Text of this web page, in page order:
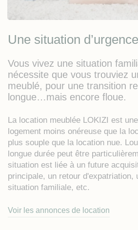
Une situation
Vous vivez une situation
nécessite que vous trouviez
meublé, pour une transition
longue…mais encore floue.
La location meublée LOKIZI est
logement moins onéreuse que la
plus souple que la location nue.
longue durée peut être
situation est liée à un future
principale, un retour d'expatriation,
situation familiale, etc.
Voir les annonces de location